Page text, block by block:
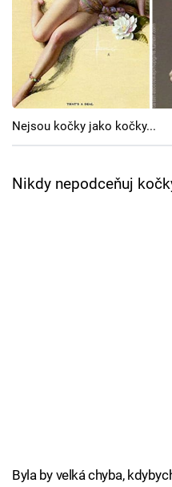
Seriály
Hry
Cool Esport
Pořady
TV Program
Nejsou kočky jako kočky...
Nikdy nepodceňuj
Byla by velká chyba,